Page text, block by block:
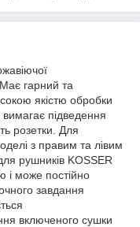
Має гарний та
якістю обробки
підведення
розетки. Для
з правим та лівим
рушників KOSSER
і може постійно
завдання
включеного сушки